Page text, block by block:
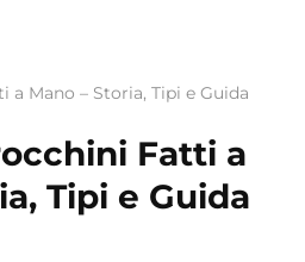
Mano – Storia, Tipi e Guida
Fatti a
Tipi e Guida